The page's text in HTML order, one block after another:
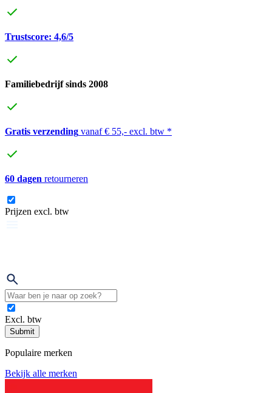
Trustscore: 4,6/5
Familiebedrijf sinds 2008
Gratis verzending vanaf € 55,- excl. btw *
60 dagen retourneren
Prijzen excl. btw
Excl. btw
Submit
Populaire merken
Bekijk alle merken